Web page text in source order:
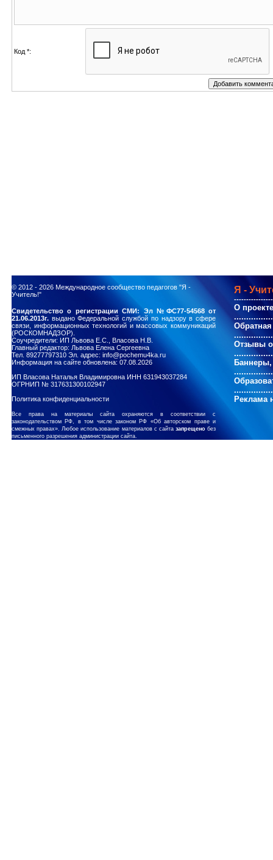
Код *:
© 2012 - 2026 Международное сообщество педагогов "Я -
Учитель!"
Я -
О проекте
Отзывы о
Реклама
Свидетельство о регистрации СМИ: Эл №ФС77-54568 от
21.06.2013г. выдано Федеральной службой по надзору в сфере
связи, информационных технологий и массовых коммуникаций
(РОСКОМНАДЗОР).
Соучредители: ИП Львова Е.С., Власова Н.В.
Главный редактор: Львова Елена Сергеевна
Тел. 89277797310 Эл. адрес: info@pochemu4ka.ru
Информация на сайте обновлена: 07.08.2026
ИП Власова Наталья Владимировна ИНН 631943037284
ОГРНИП № 317631300102947
Политика конфиденциальности
Все права на материалы сайта охраняются в соответствии с
законодательством РФ, в том числе законом РФ «Об авторском праве и
смежных правах». Любое использование материалов с сайта запрещенобез
письменного разрешения администрации сайта.